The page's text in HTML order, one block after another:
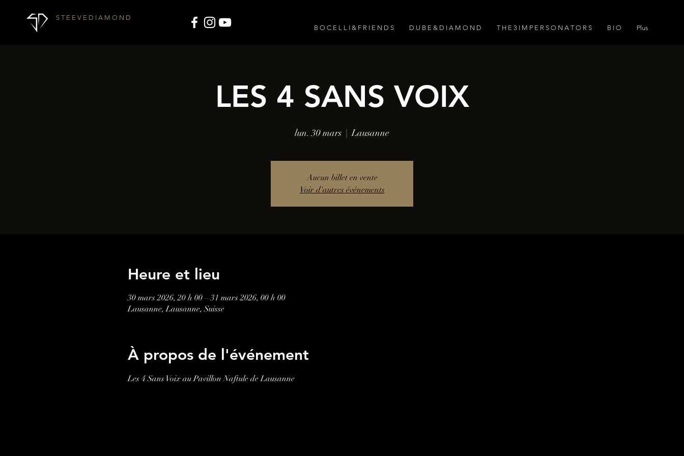
S T E E V E D I A M O N D
B O C E L L I & F R I E N D S
D U B E & D I A M O N D T H E 3 I M P E R S O N A T O R S B I O Plus
LES 4 SANS VOIX
lun. 30 mars
  |
Lausanne
Aucun billet en vente
Voir d'autres événements
Heure et lieu
30 mars 2026, 20 h 00 – 31 mars 2026, 00 h 00
Lausanne, Lausanne, Suisse
À propos de l'événement
Les 4 Sans Voix au Pavillon Naftule de Lausanne